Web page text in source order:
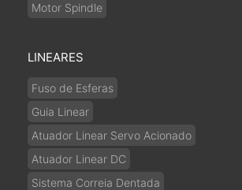
Motor Spindle
LINEARES
Fuso de Esferas
Guia Linear
Atuador Linear Servo Acionado
Atuador Linear DC
Sistema Correia Dentada